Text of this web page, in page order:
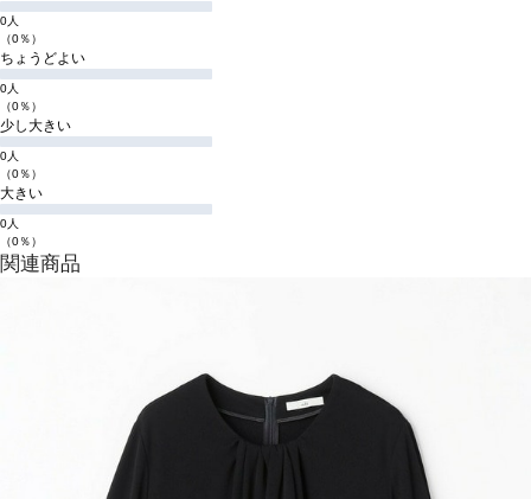
0人
（0％）
ちょうどよい
0人
（0％）
少し大きい
0人
（0％）
大きい
0人
（0％）
関連商品